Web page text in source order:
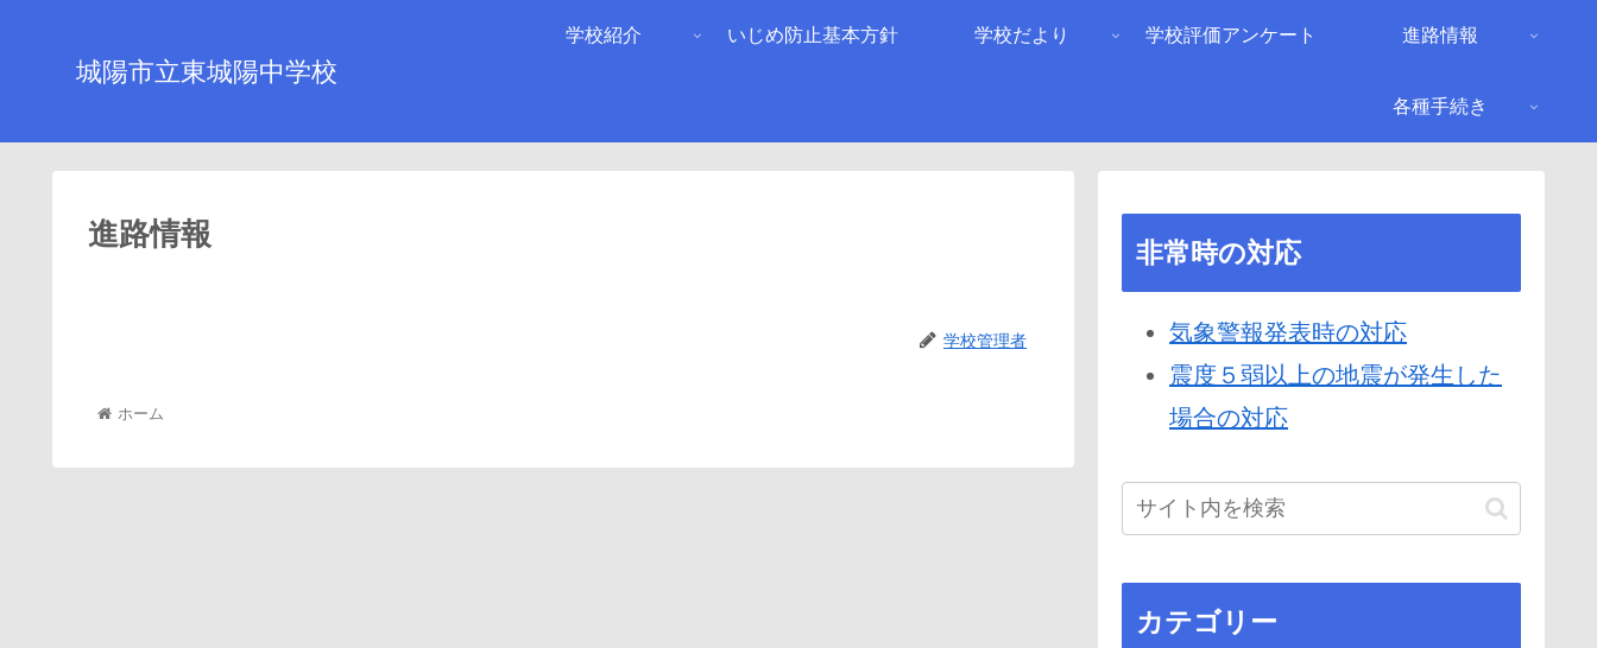
城陽市立東城陽中学校
学校紹介 いじめ防止基本方針 学校だより 学校評価アンケート 進路情報
各種手続き
進路情報
学校管理者
ホーム
非常時の対応
気象警報発表時の対応
震度５弱以上の地震が発生した
場合の対応
カテゴリー